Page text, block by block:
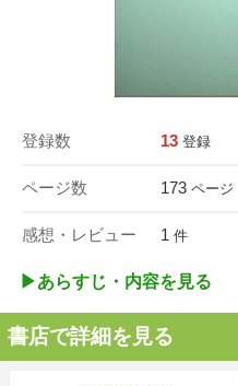
登録数 13 登録
ページ数 173 ページ
感想・レビュー 1 件
▶︎あらすじ・内容を見る
書店で詳細を見る